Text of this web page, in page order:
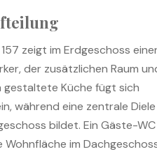
zeigt im Erdgeschoss
der zusätzlichen Raum
Küche fügt sich
während eine zentrale
bildet. Ein Gäste-WC
im